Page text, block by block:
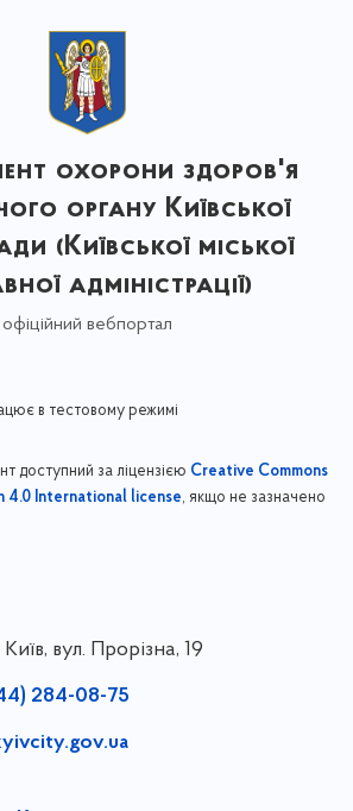
охорони здоров'я
органу Київської
(Київської міської
адміністрації)
офіційний вебпортал
в тестовому режимі
доступний за ліцензією Creative Commons
International license, якщо не зазначено
вул. Прорізна, 19
284-08-75